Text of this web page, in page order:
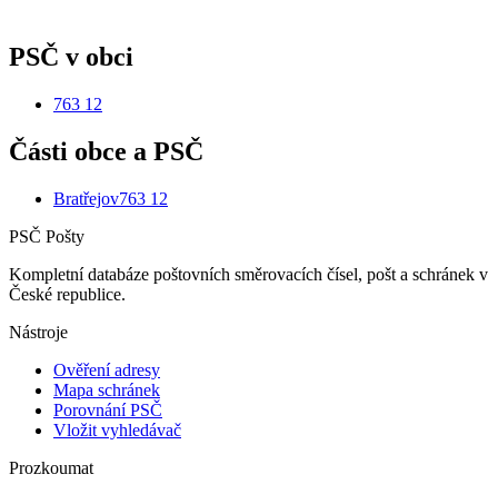
PSČ v obci
763 12
Části obce a PSČ
Bratřejov763 12
PSČ Pošty
Kompletní databáze poštovních směrovacích čísel, pošt a schránek v
České republice.
Nástroje
Ověření adresy
Mapa schránek
Porovnání PSČ
Vložit vyhledávač
Prozkoumat